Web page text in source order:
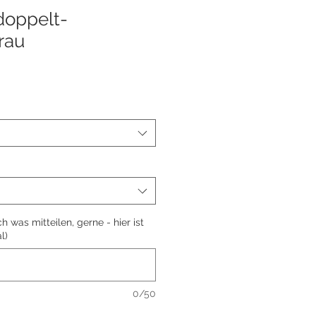
was mitteilen, gerne - hier ist
0/50